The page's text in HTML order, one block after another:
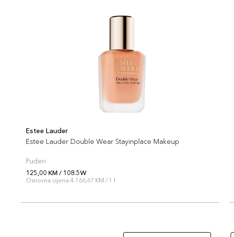
Estee Lauder
Estee Lauder Double Wear Stayinplace Makeup
Puderi
125,00 KM / 108.5W
Osnovna cijena 4.166,67 KM / 1 l